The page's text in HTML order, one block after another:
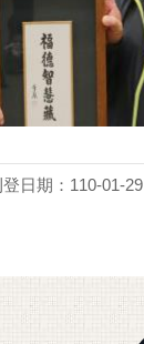
日期：110-01-29